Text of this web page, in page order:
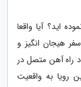
اید؟ آیا واقعا
هیجان انگیز و
راه آهن متصل در
رویا به واقعیت